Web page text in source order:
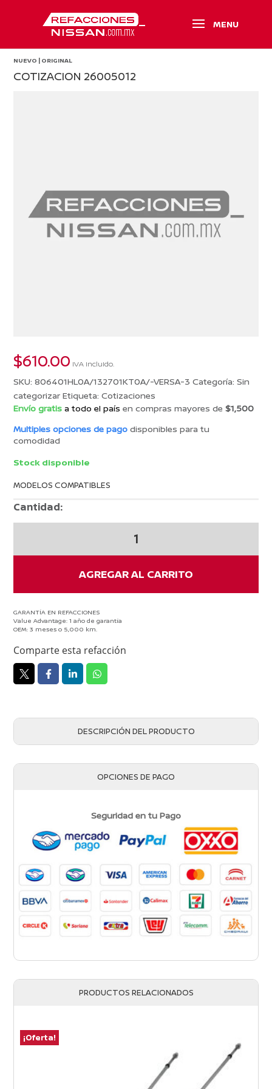
NUEVO | ORIGINAL
COTIZACION 26005012
$610.00 IVA incluido.
SKU:806401HL0A/132701KT0A/-VERSA-3 Categoría:Sin
categorizar Etiqueta:Cotizaciones
Envío gratis a todo el paísen compras mayores de$1,500
Multiples opciones de pagodisponibles para tu
comodidad
Stock disponible
MODELOS COMPATIBLES
Cantidad:
cantidad
AGREGAR AL CARRITO
GARANTÍA EN REFACCIONES
Value Advantage: 1 año de garantía
OEM: 3 meses o 5,000 km.
Comparte esta refacción
DESCRIPCIÓN DEL PRODUCTO
OPCIONES DE PAGO
Seguridad en tu Pago
PRODUCTOS RELACIONADOS
¡Oferta!